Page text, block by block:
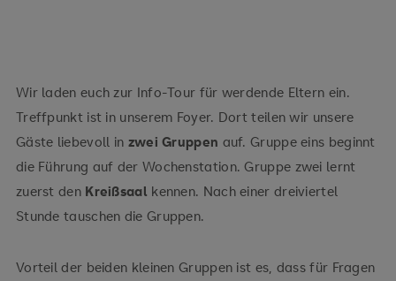
Wir laden euch zur Info-Tour für werdende Eltern ein.
Treffpunkt ist in unserem Foyer. Dort teilen wir unsere
Gäste liebevoll in zwei Gruppen auf. Gruppe eins beginnt
die Führung auf der Wochenstation. Gruppe zwei lernt
zuerst den Kreißsaal kennen. Nach einer dreiviertel
Stunde tauschen die Gruppen.
Vorteil der beiden kleinen Gruppen ist es, dass für Fragen